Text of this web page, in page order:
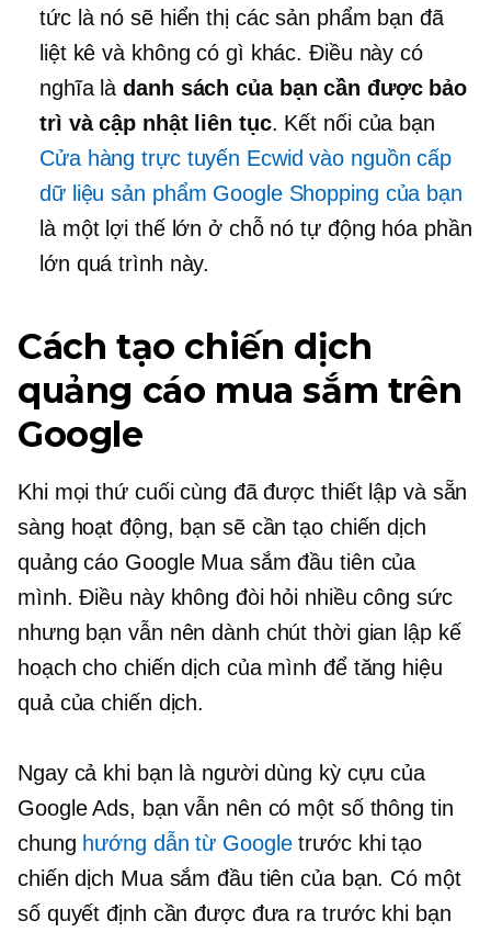
tức là nó sẽ hiển thị các sản phẩm bạn đã
liệt kê và không có gì khác. Điều này có
nghĩa làdanh sách của bạn cần được bảo
trì và cập nhật liên tục. Kết nối của bạn
Cửa hàng trực tuyến Ecwid vào nguồn cấp
dữ liệu sản phẩm Google Shopping của bạn
là một lợi thế lớn ở chỗ nó tự động hóa phần
lớn quá trình này.
Cách tạo chiến dịch
quảng cáo mua sắm trên
Google
Khi mọi thứ cuối cùng đã được thiết lập và sẵn
sàng hoạt động, bạn sẽ cần tạo chiến dịch
quảng cáo Google Mua sắm đầu tiên của
mình. Điều này không đòi hỏi nhiều công sức
nhưng bạn vẫn nên dành chút thời gian lập kế
hoạch cho chiến dịch của mình để tăng hiệu
quả của chiến dịch.
Ngay cả khi bạn là người dùng kỳ cựu của
Google Ads, bạn vẫn nên có một số thông tin
chung hướng dẫn từ Googletrước khi tạo
chiến dịch Mua sắm đầu tiên của bạn. Có một
số quyết định cần được đưa ra trước khi bạn